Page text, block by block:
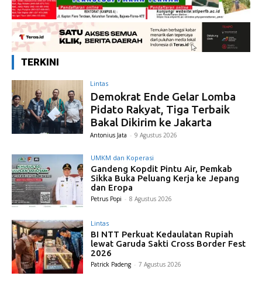
TERKINI
Lintas
Demokrat Ende Gelar Lomba
Pidato Rakyat, Tiga Terbaik
Bakal Dikirim ke Jakarta
Antonius Jata - 9 Agustus 2026
UMKM dan Koperasi
Gandeng Kopdit Pintu Air, Pemkab
Sikka Buka Peluang Kerja ke Jepang
dan Eropa
Petrus Popi - 8 Agustus 2026
Lintas
BI NTT Perkuat Kedaulatan Rupiah
lewat Garuda Sakti Cross Border Fest
2026
Patrick Padeng - 7 Agustus 2026